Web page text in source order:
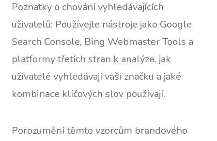
Poznatky o chování vyhledávajících
uživatelů: Používejte nástroje jako Google
Search Console, Bing Webmaster Tools a
platformy třetích stran k analýze, jak
uživatelé vyhledávají vaši značku a jaké
kombinace klíčových slov používají.
Porozumění těmto vzorcům brandového